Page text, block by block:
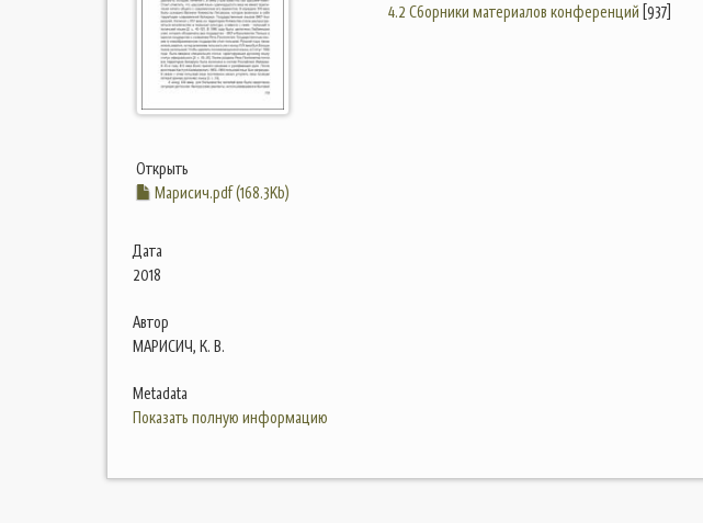
Открыть
Марисич.pdf (168.3Kb)
Дата
2018
Автор
МАРИСИЧ, К. В.
Metadata
Показать полную информацию
4.2 Сборники материалов конференций [937]